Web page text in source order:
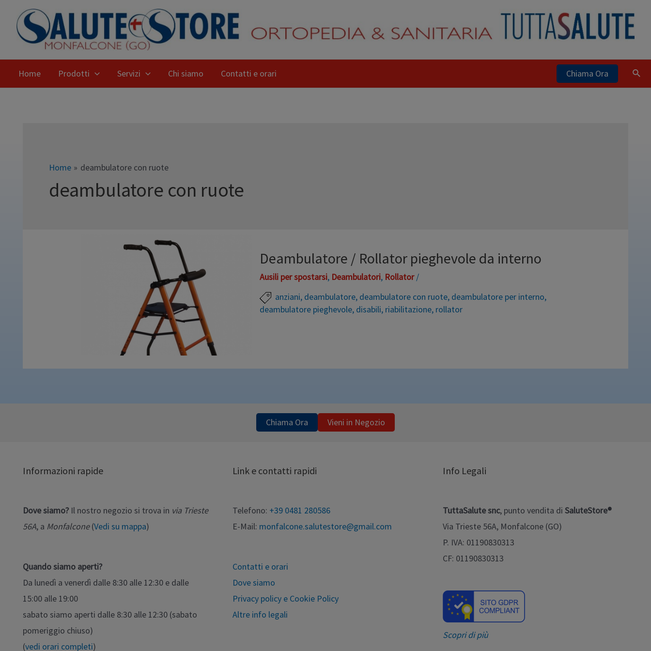
Home Prodotti Servizi Chi siamo Contatti e orari Chiama Ora
Home deambulatore con ruote
deambulatore con ruote
Deambulatore / Rollator pieghevole da interno
Ausili per spostarsi, Deambulatori, Rollator/
anziani, deambulatore, deambulatore con ruote, deambulatore per interno,
deambulatore pieghevole, disabili, riabilitazione, rollator
due puntali posteriori in gomma antiscivolo. Maneggevole, funzionale e poco
Leggi altro »
Chiama Ora Vieni in Negozio
Informazioni rapide
Dove siamo? Il nostro negozio si trova in via Trieste
56A, a Monfalcone(Vedi su mappa)
Quando siamo aperti?
Da lunedì a venerdì dalle 8:30 alle 12:30 e dalle
15:00 alle 19:00
sabato siamo aperti dalle 8:30 alle 12:30 (sabato
pomeriggio chiuso)
(vedi orari completi)
Link e contatti rapidi
Telefono: +39 0481 280586
E-Mail: monfalcone.salutestore@gmail.com
Contatti e orari
Dove siamo
Privacy policy e Cookie Policy
Altre info legali
Info Legali
TuttaSalute snc, punto vendita di SaluteStore®
Via Trieste 56A, Monfalcone (GO)
P. IVA: 01190830313
CF: 01190830313
Scopri di più